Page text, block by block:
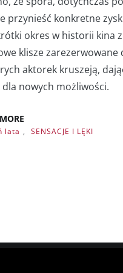
przynieść konkretne
okres w historii kina
klisze zarezerwowane
aktorek kruszeją,
nowych możliwości.
lata , SENSACJE I LĘKI